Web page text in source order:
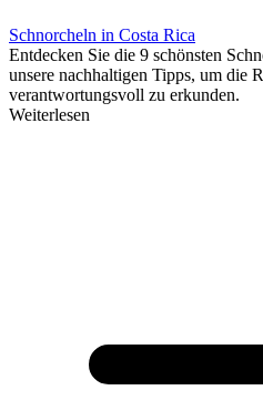
Schnorcheln in Costa Rica
Entdecken Sie die 9 schönsten
unsere nachhaltigen Tipps, um die
verantwortungsvoll zu erkunden.
Weiterlesen